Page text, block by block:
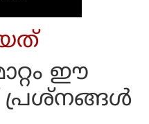
ഈ
പ്രശ്നങ്ങള്‍